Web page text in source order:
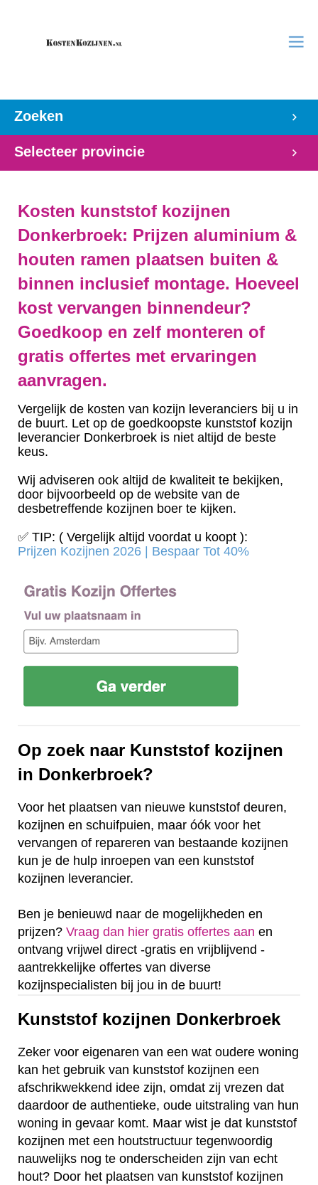
Zoeken
Selecteer provincie
Kosten kunststof kozijnen
Donkerbroek: Prijzen aluminium &
houten ramen plaatsen buiten &
binnen inclusief montage. Hoeveel
kost vervangen binnendeur?
Goedkoop en zelf monteren of
gratis offertes met ervaringen
aanvragen.
Vergelijk de kosten van kozijn leveranciers bij u in
de buurt. Let op de goedkoopste kunststof kozijn
leverancier Donkerbroek is niet altijd de beste
keus.
Wij adviseren ook altijd de kwaliteit te bekijken,
door bijvoorbeeld op de website van de
desbetreffende kozijnen boer te kijken.
✅ TIP: ( Vergelijk altijd voordat u koopt ):
Prijzen Kozijnen 2026 | Bespaar Tot 40%‎
Op zoek naar Kunststof kozijnen
in Donkerbroek?
Voor het plaatsen van nieuwe kunststof deuren,
kozijnen en schuifpuien, maar óók voor het
vervangen of repareren van bestaande kozijnen
kun je de hulp inroepen van een kunststof
kozijnen leverancier.
Ben je benieuwd naar de mogelijkheden en
prijzen? Vraag dan hier gratis offertes aan en
ontvang vrijwel direct -gratis en vrijblijvend -
aantrekkelijke offertes van diverse
kozijnspecialisten bij jou in de buurt!
Kunststof kozijnen Donkerbroek
Zeker voor eigenaren van een wat oudere woning
kan het gebruik van kunststof kozijnen een
afschrikwekkend idee zijn, omdat zij vrezen dat
daardoor de authentieke, oude uitstraling van hun
woning in gevaar komt. Maar wist je dat kunststof
kozijnen met een houtstructuur tegenwoordig
nauwelijks nog te onderscheiden zijn van echt
hout? Door het plaatsen van kunststof kozijnen